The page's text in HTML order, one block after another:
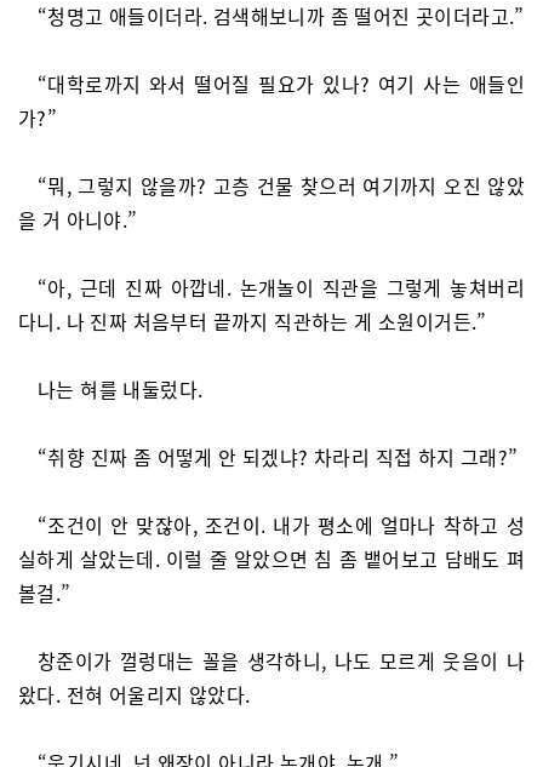
“청명고 애들이더라. 검색해보니까 좀 떨어진 곳이더라고.”
“대학로까지 와서 떨어질 필요가 있나? 여기 사는 애들인
가?”
“뭐, 그렇지 않을까? 고층 건물 찾으러 여기까지 오진 않았
을 거 아니야.”
“아, 근데 진짜 아깝네. 논개놀이 직관을 그렇게 놓쳐버리
다니. 나 진짜 처음부터 끝까지 직관하는 게 소원이거든.”
나는 혀를 내둘렀다.
“취향 진짜 좀 어떻게 안 되겠냐? 차라리 직접 하지 그래?”
“조건이 안 맞잖아, 조건이. 내가 평소에 얼마나 착하고 성
실하게 살았는데. 이럴 줄 알았으면 침 좀 뱉어보고 담배도 펴
볼걸.”
창준이가 껄렁대는 꼴을 생각하니, 나도 모르게 웃음이 나
왔다. 전혀 어울리지 않았다.